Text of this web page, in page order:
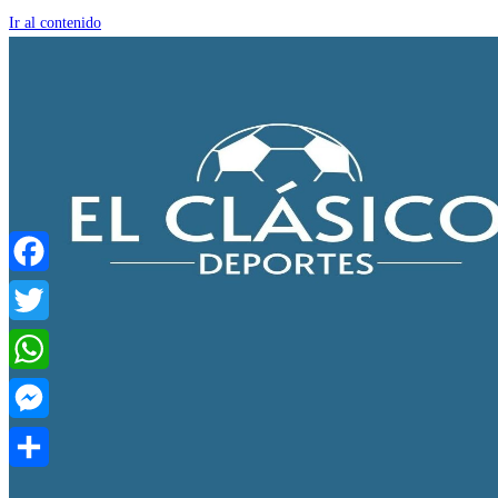
Ir al contenido
Facebook
Twitter
WhatsApp
Messenger